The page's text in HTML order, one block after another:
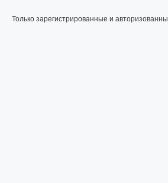
Только зарегистрированные и